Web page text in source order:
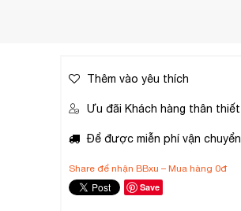
Thêm vào yêu thích
Ưu đãi Khách hàng thân thiết
Để được miễn phí vận chuyển
Share để nhận BBxu – Mua hàng 0đ
Save